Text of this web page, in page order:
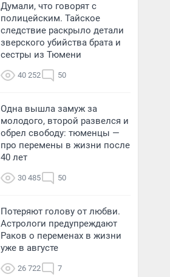
Думали, что говорят с
полицейским. Тайское
следствие раскрыло детали
зверского убийства брата и
сестры из Тюмени
40 252 50
Одна вышла замуж за
молодого, второй развелся и
обрел свободу: тюменцы —
про перемены в жизни после
40 лет
30 485 50
Потеряют голову от любви.
Астрологи предупреждают
Раков о переменах в жизни
уже в августе
26 722 7